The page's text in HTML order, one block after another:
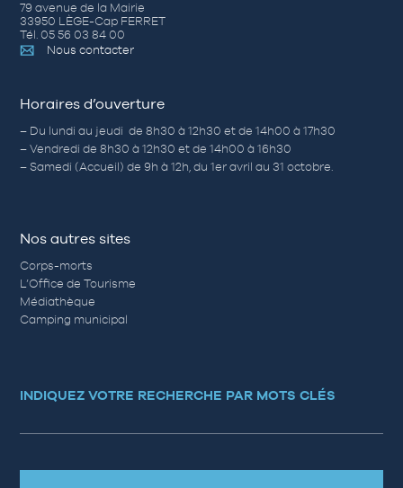
79 avenue de la Mairie
33950 LÈGE-Cap FERRET
Tél. 05 56 03 84 00
Nous contacter
Horaires d’ouverture
– Du lundi au jeudi de 8h30 à 12h30 et de 14h00 à 17h30
– Vendredi de 8h30 à 12h30 et de 14h00 à 16h30
– Samedi (Accueil) de 9h à 12h, du 1er avril au 31 octobre.
Nos autres sites
Corps-morts
L’Office de Tourisme
Médiathèque
Camping municipal
INDIQUEZ VOTRE RECHERCHE PAR MOTS CLÉS